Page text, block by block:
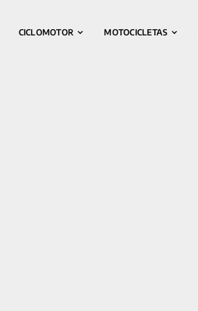
CICLOMOTOR MOTOCICLETAS